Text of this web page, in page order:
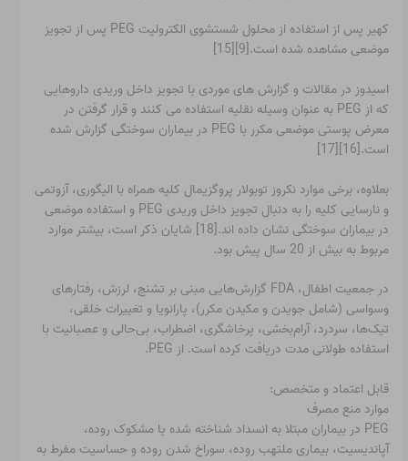
کهیر پس از استفاده از محلول شستشوی الکترولیت PEG پس از تجویز
موضعی مشاهده شده است.[9][15]
اسیدوز در مقالات و گزارش های موردی با تجویز داخل وریدی داروهایی
که از PEG به عنوان وسیله نقلیه استفاده می کنند و قرار گرفتن در
معرض پوستی موضعی مکرر با PEG در بیماران سوختگی گزارش شده
است.[16][17]
بعلاوه، برخی موارد نکروز توبولار پروگزیمال کلیه همراه با الیگوری، آزوتمی
و نارسایی کلیه را به دنبال تجویز داخل وریدی PEG و استفاده موضعی
در بیماران سوختگی نشان داده اند.[18] شایان ذکر است، بیشتر موارد
مربوط به بیش از 20 سال پیش بود.
در جمعیت اطفال، FDA گزارش‌هایی مبنی بر تشنج، لرزش، رفتارهای
وسواسی (شامل جویدن و مکیدن مکرر)، پارانویا و تغییرات خلقی،
تیک‌ها، سردرد، آرام‌بخشی، پرخاشگری، اضطراب، بی‌حالی و عصبانیت با
استفاده طولانی مدت دریافت کرده است. از PEG.
قابل اعتماد و متخصص:
موارد منع مصرف
PEG در بیماران مبتلا به انسداد شناخته شده یا مشکوک روده،
آپاندیسیت، بیماری ملتهب روده، سوراخ شدن روده و حساسیت مفرط به